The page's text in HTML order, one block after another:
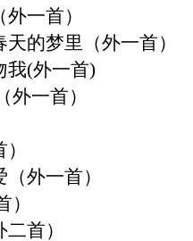
一首）
的梦里（外一首）
我(外一首)
外一首）
外一首）
）
首）